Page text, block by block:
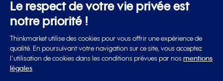
Saint-Lazare 13
Le respect de votre vie privée est
notre priorité !
Thinkmarket utilise des cookies pour vous offrir une expérience de
qualité. En poursuivant votre navigation sur ce site, vous acceptez
l’utilisation de cookies dans les conditions prévues par nos mentions
légales